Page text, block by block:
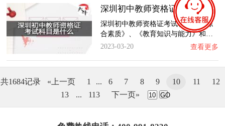
深圳初中教师资格证考试科目是什么？
深圳初中教师资格证考试科目有《综
合素质》、《教育知识与能力》和…
2023-03-20
查看更多
共1684记录 «上一页 1 ... 6 7 8 9 10 11
12
13
... 113 下一页» GO